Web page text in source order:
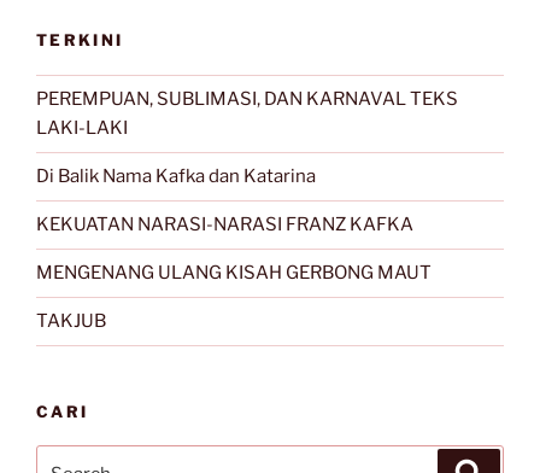
TERKINI
PEREMPUAN, SUBLIMASI, DAN KARNAVAL TEKS
LAKI-LAKI
Di Balik Nama Kafka dan Katarina
KEKUATAN NARASI-NARASI FRANZ KAFKA
MENGENANG ULANG KISAH GERBONG MAUT
TAKJUB
CARI